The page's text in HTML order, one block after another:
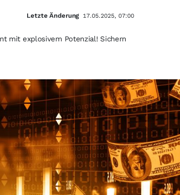
mit explosivem Potenzial! Sichern
Letzte Änderung 17.05.2025, 07:00